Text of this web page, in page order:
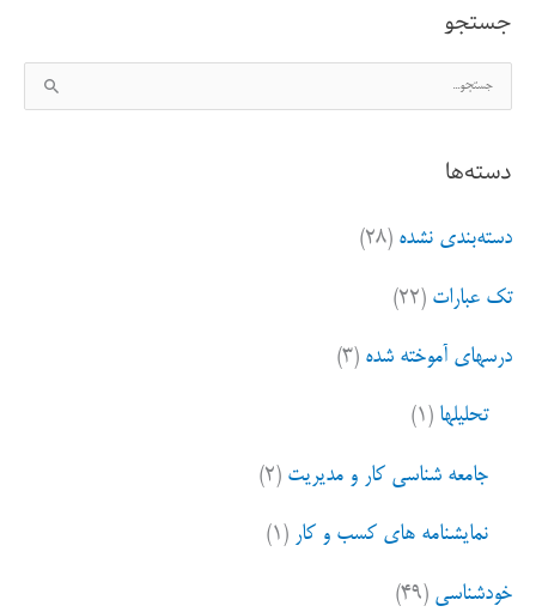
بد؟
جستجو
س
ج
ب
ا
دسته‌ها
دسته‌بندی نشده (۲۸)
تک عبارات (۲۲)
درسهای آموخته شده (۳)
تحلیلها (۱)
جامعه شناسی کار و مدیریت (۲)
نمایشنامه های کسب و کار (۱)
خودشناسی (۴۹)